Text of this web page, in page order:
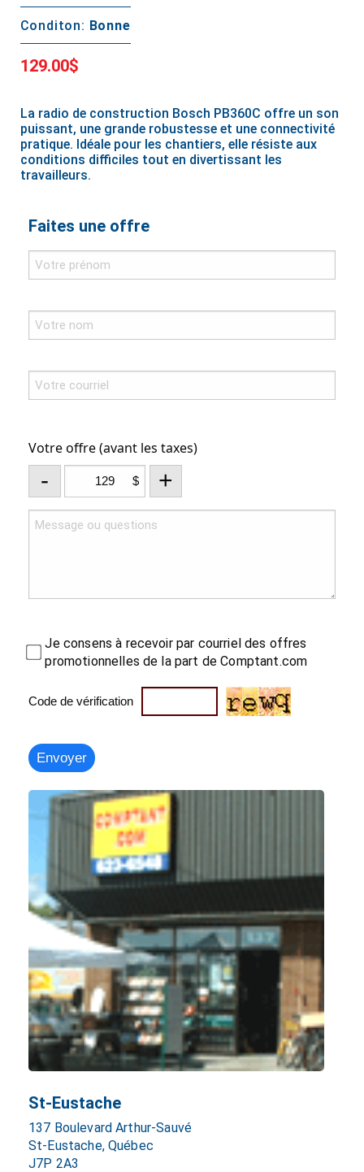
Conditon: Bonne
129.00$
La radio de construction Bosch PB360C offre un son
puissant, une grande robustesse et une connectivité
pratique. Idéale pour les chantiers, elle résiste aux
conditions difficiles tout en divertissant les
travailleurs.
Faites une offre
Votre offre (avant les taxes)
- $ +
Je consens à recevoir par courriel des offres
promotionnelles de la part de Comptant.com
Code de vérification
St-Eustache
137 Boulevard Arthur-Sauvé
St-Eustache, Québec
J7P 2A3